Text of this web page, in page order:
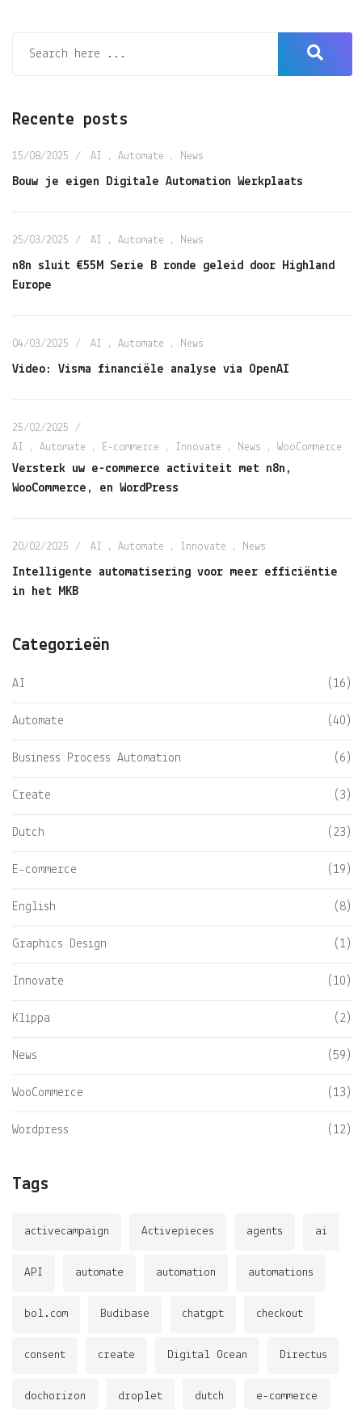
Recente posts
15/08/2025 AI , Automate , News
Bouw je eigen Digitale Automation Werkplaats
25/03/2025 AI , Automate , News
n8n sluit €55M Serie B ronde geleid door Highland
Europe
04/03/2025 AI , Automate , News
Video: Visma financiële analyse via OpenAI
25/02/2025
AI , Automate , E-commerce , Innovate , News , WooCommerce
Versterk uw e-commerce activiteit met n8n,
WooCommerce, en WordPress
20/02/2025 AI , Automate , Innovate , News
Intelligente automatisering voor meer efficiëntie
in het MKB
Categorieën
AI (16)
Automate (40)
Business Process Automation (6)
Create (3)
Dutch (23)
E-commerce (19)
English (8)
Graphics Design (1)
Innovate (10)
Klippa (2)
News (59)
WooCommerce (13)
Wordpress (12)
Tags
activecampaign Activepieces agents ai
API automate automation automations
bol.com Budibase chatgpt checkout
consent create Digital Ocean Directus
dochorizon droplet dutch e-commerce